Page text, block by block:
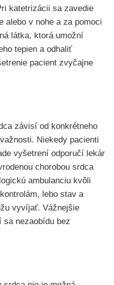
katetrizácii sa zavedie
alebo v nohe a za pomoci
látka, ktorá umožní
tepien a odhaliť
pacient zvyčajne
závisí od konkrétneho
Niekedy pacienti
vyšetrení odporučí lekár
chorobou srdca
ambulanciu kvôli
lebo stav a
vyvíjať. Vážnejšie
nezaobídu bez